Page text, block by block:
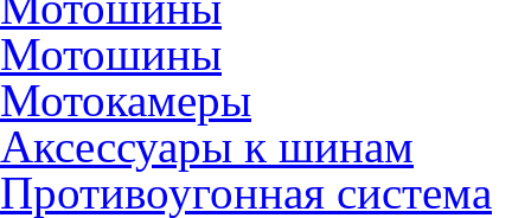
Мотошины
Мотокамеры
Аксессуары к шинам
Противоугонная система